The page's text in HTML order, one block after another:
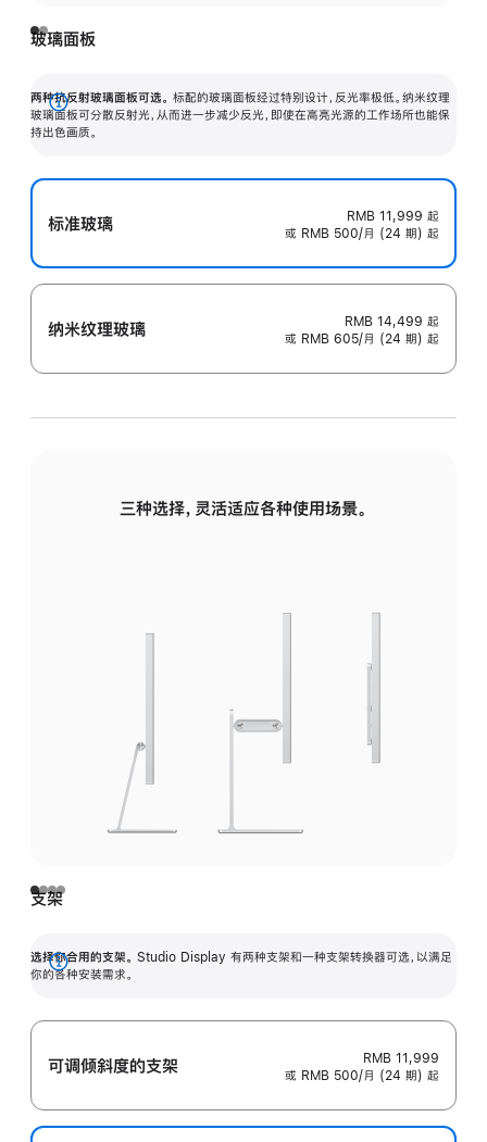
玻璃面板
两种抗反射玻璃面板可选。 标配的玻璃面板经过特别设计，反光率极低。纳米纹理
玻璃面板可分散反射光，从而进一步减少反光，即使在高亮光源的工作场所也能保
持出色画质。
展
开
标准玻璃 RMB 11,999 起
或 RMB 500/月 (24 期) 起
纳米纹理玻璃 RMB 14,499 起
或 RMB 605/月 (24 期) 起
三种选择，灵活适应各种使用场景。
支架
选择你合用的支架。 Studio Display 有两种支架和一种支架转换器可选，以满足
你的各种安装需求。
展
可调倾斜度的支架
RMB 11,999
或 RMB 500/月 (24 期) 起